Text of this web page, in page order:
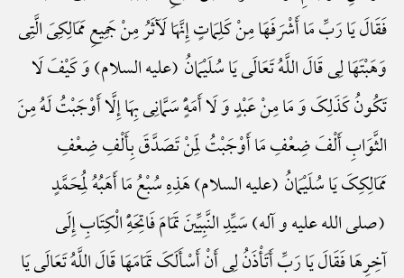
فَقَالَ یَا رَبِّ مَا أَشْرَفَهَا مِنْ کَلِمَاتٍ إِنَّهَا لَآثَرُ مِنْ جَمِیعِ مَمَالِکِیَ الَّتِی
وَهَبْتَهَا لِی قَالَ اللَّهُ تَعَالَی یَا سُلَیْمَانُ (علیه السلام) وَ کَیْفَ لَا
تَکُونُ کَذَلِکَ وَ مَا مِنْ عَبْدٍ وَ لَا أَمَهًٍْ سَمَّانِی بِهَا إِلَّا أَوْجَبْتُ لَهُ مِنَ
الثَّوَابِ أَلْفَ ضِعْفِ مَا أَوْجَبْتُ لِمَنْ تَصَدَّقَ بِأَلْفِ ضِعْفِ
مَمَالِکِکَ یَا سُلَیْمَانُ (علیه السلام) هَذِهِ سُبْعُ مَا أَهَبُهُ لِمُحَمَّدٍ
(صلی الله علیه و آله) سَیِّدِ النَّبِیِّینَ تَمَامَ فَاتِحَهًِْ الْکِتَابِ إِلَی
آخِرِهَا فَقَالَ یَا رَبِّ أَتَأْذَنُ لِی أَنْ أَسْأَلَکَ تَمَامَهَا قَالَ اللَّهُ تَعَالَی یَا